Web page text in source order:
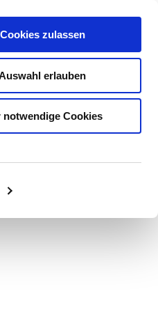
Cookies zulassen
erlauben
notwendige Cookies